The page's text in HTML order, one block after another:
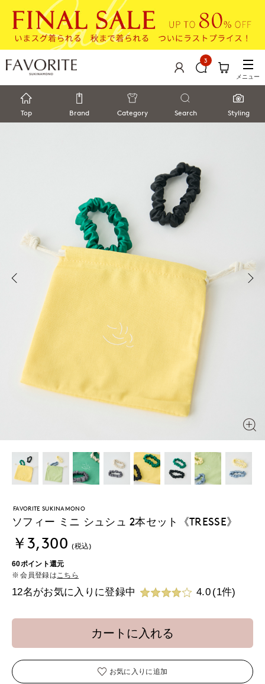
3
メニュー
Top Brand Category Search Styling
FAVORITE SUKINAMONO
ソフィー ミニ シュシュ 2本セット《TRESSE》
￥3,300 (税込)
60ポイント還元
会員登録は こちら
12名がお気に入りに登録中 4.0 (1件)
カートに入れる
お気に入りに追加